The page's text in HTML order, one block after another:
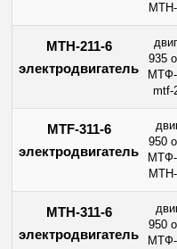
МТН-
МТН-211-6
электродвигатель
935
МТФ-
mtf-
MTF-311-6
электродвигатель
950
МТФ-
МТН-
МТН-311-6
электродвигатель
950
МТФ-